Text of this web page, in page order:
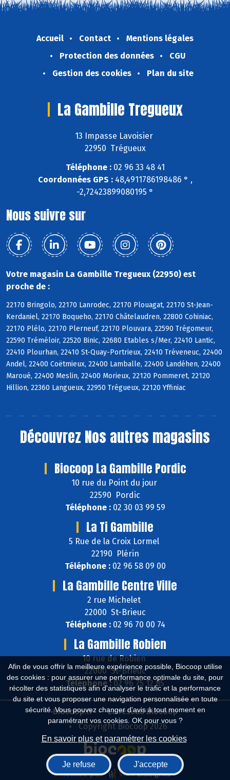
Afin de vous offrir la meilleure expérience possible, Biocoop utilise
des cookies : pour assurer une performance optimale du site, pour
récolter des statistiques afin d'analyser le trafic et la performance
du site et vous proposer une navigation personnalisée en toute
sécurité. Vous pouvez changer d'avis à tout moment en
paramétrant vos cookies. OK pour vous ?
En savoir plus et paramétrer les cookies
Je refuse J'accepte
Accueil Contact
Mentions légales
Protection des données
CGU
Gestion des cookies
Plan du site
La Gambille Tregueux
13 Impasse Lavoisier
22950 Trégueux
Téléphone :02 96 33 48 41
Coordonnées GPS :48,4911786198486 ° ,
-2,72423899080195 °
Nous suivre sur
Votre magasin La Gambille Tregueux (22950) est
proche de :
22170 Bringolo, 22170 Lanrodec, 22170 Plouagat, 22170 St-Jean-
Kerdaniel, 22170 Boqueho, 22170 Châtelaudren, 22800 Cohiniac,
22170 Plélo, 22170 Plerneuf, 22170 Plouvara, 22590 Trégomeur,
22590 Tréméloir, 22520 Binic, 22680 Etables s/Mer, 22410 Lantic,
22410 Plourhan, 22410 St-Quay-Portrieux, 22410 Tréveneuc, 22400
Andel, 22400 Coëtmieux, 22400 Lamballe, 22400 Landéhen, 22400
Maroué, 22400 Meslin, 22400 Morieux, 22120 Pommeret, 22120
Hillion, 22360 Langueux, 22950 Trégueux, 22120 Yffiniac
Découvrez Nos autres magasins
Biocoop La Gambille Pordic
10 rue du Point du jour
22590 Pordic
Téléphone :02 30 03 99 59
La Ti Gambille
5 Rue de la Croix Lormel
22190 Plérin
Téléphone :02 96 58 09 00
La Gambille Centre Ville
2 rue Michelet
22000 St-Brieuc
Téléphone :02 96 70 00 74
La Gambille Robien
10 rue de Robien
22000 St-Brieuc
Téléphone : 02 96 75 12 85
Biocoop.fr
Le réseau Biocoop
Copyright Biocoop 2026
Réalisé par